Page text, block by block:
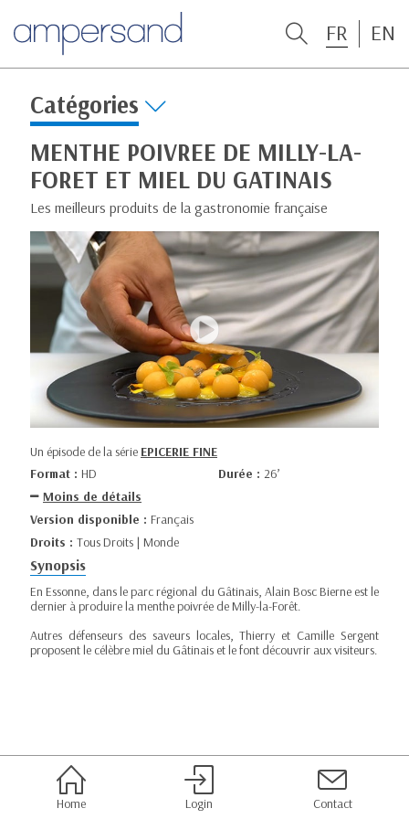
FR EN
Catégories
MENTHE POIVREE DE MILLY-LA-
FORET ET MIEL DU GATINAIS
Les meilleurs produits de la gastronomie française
Un épisode de la série EPICERIE FINE
Format : HD Durée : 26’
Moins de détails
Version disponible : Français
Droits : Tous Droits | Monde
Synopsis
En Essonne, dans le parc régional du Gâtinais, Alain Bosc Bierne est le
dernier à produire la menthe poivrée de Milly-la-Forêt.
Autres défenseurs des saveurs locales, Thierry et Camille Sergent
proposent le célèbre miel du Gâtinais et le font découvrir aux visiteurs.
Home Login Contact